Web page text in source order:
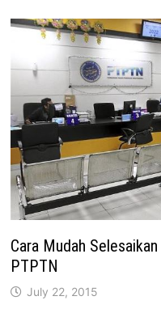
Cara Mudah
PTPTN
July 22, 2015